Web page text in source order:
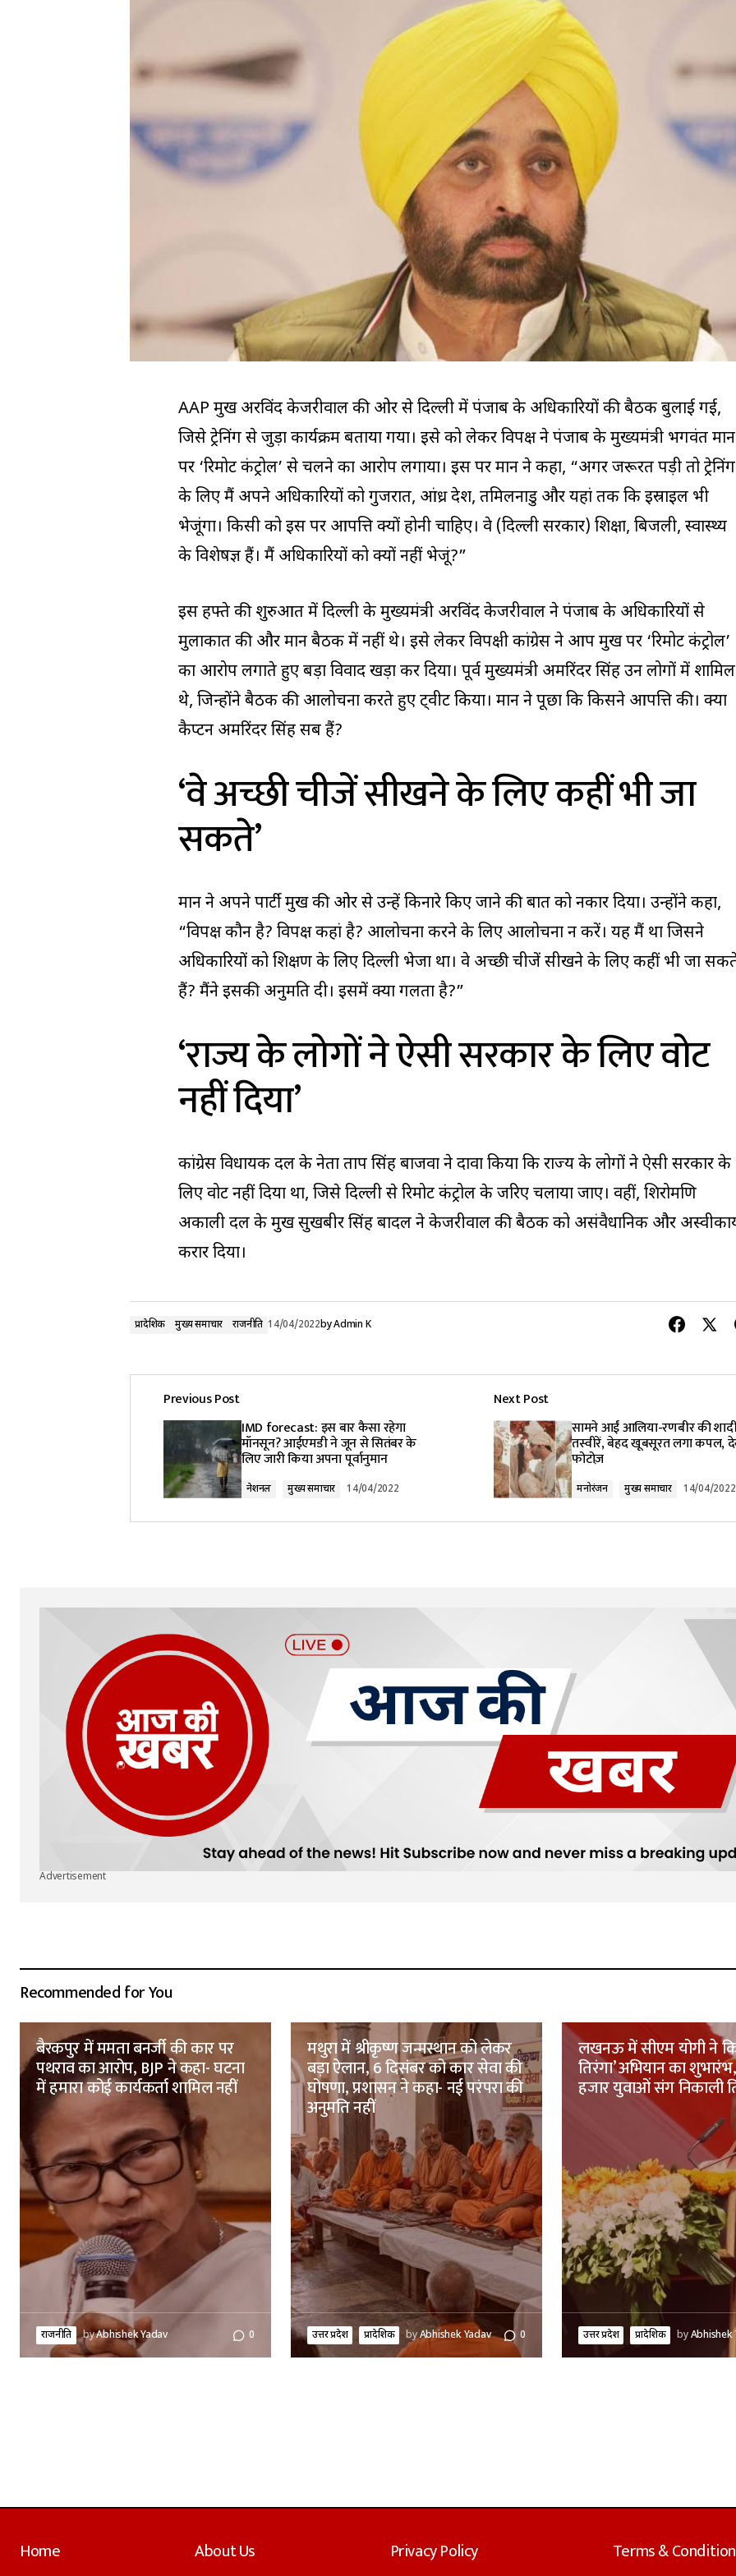
AAP प्रमुख अरविंद केजरीवाल की ओर से दिल्ली में पंजाब के अधिकारियों की बैठक बुलाई गई,
जिसे ट्रेनिंग से जुड़ा कार्यक्रम बताया गया। इसे को लेकर विपक्ष ने पंजाब के मुख्यमंत्री भगवंत मान
पर ‘रिमोट कंट्रोल’ से चलने का आरोप लगाया। इस पर मान ने कहा, “अगर जरूरत पड़ी तो ट्रेनिंग
के लिए मैं अपने अधिकारियों को गुजरात, आंध्र प्रदेश, तमिलनाडु और यहां तक ​​कि इस्राइल भी
भेजूंगा। किसी को इस पर आपत्ति क्यों होनी चाहिए। वे (दिल्ली सरकार) शिक्षा, बिजली, स्वास्थ्य
के विशेषज्ञ हैं। मैं अधिकारियों को क्यों नहीं भेजूं?”
इस हफ्ते की शुरुआत में दिल्ली के मुख्यमंत्री अरविंद केजरीवाल ने पंजाब के अधिकारियों से
मुलाकात की और मान बैठक में नहीं थे। इसे लेकर विपक्षी कांग्रेस ने आप प्रमुख पर ‘रिमोट कंट्रोल’
का आरोप लगाते हुए बड़ा विवाद खड़ा कर दिया। पूर्व मुख्यमंत्री अमरिंदर सिंह उन लोगों में शामिल
थे, जिन्होंने बैठक की आलोचना करते हुए ट्वीट किया। मान ने पूछा कि किसने आपत्ति की। क्या
कैप्टन अमरिंदर सिंह सब हैं?
‘वे अच्छी चीजें सीखने के लिए कहीं भी जा
सकते’
मान ने अपने पार्टी प्रमुख की ओर से उन्हें किनारे किए जाने की बात को नकार दिया। उन्होंने कहा,
“विपक्ष कौन है? विपक्ष कहां है? आलोचना करने के लिए आलोचना न करें। यह मैं था जिसने
अधिकारियों को प्रशिक्षण के लिए दिल्ली भेजा था। वे अच्छी चीजें सीखने के लिए कहीं भी जा
हैं? मैंने इसकी अनुमति दी। इसमें क्या गलता है?”
‘राज्य के लोगों ने ऐसी सरकार के लिए वोट
नहीं दिया’
कांग्रेस विधायक दल के नेता प्रताप सिंह बाजवा ने दावा किया कि राज्य के लोगों ने ऐसी सरकार के
लिए वोट नहीं दिया था, जिसे दिल्ली से रिमोट कंट्रोल के जरिए चलाया जाए। वहीं, शिरोमणि
अकाली दल के प्रमुख सुखबीर सिंह बादल ने केजरीवाल की बैठक को असंवैधानिक और
करार दिया।
प्रादेशिक मुख्य समाचार राजनीति 14/04/2022byAdmin K
Previous Post
IMD forecast: इस बार कैसा रहेगा
मॉनसून? आईएमडी ने जून से सितंबर के
लिए जारी किया अपना पूर्वानुमान
नेशनल मुख्य समाचार 14/04/2022
Next Post
सामने आईं आलिया-रणबीर की
तस्वीरें, बेहद खूबसूरत लगा कपल,
फोटोज़
मनोरंजन मुख्य समाचार 14/04/2022
Advertisement
Recommended for You
बैरकपुर में ममता बनर्जी की कार पर
पथराव का आरोप, BJP ने कहा- घटना
में हमारा कोई कार्यकर्ता शामिल नहीं
राजनीति byAbhishek Yadav 0
मथुरा में श्रीकृष्ण जन्मस्थान को लेकर
बड़ा ऐलान, 6 दिसंबर को कार सेवा की
घोषणा, प्रशासन ने कहा- नई परंपरा की
अनुमति नहीं
उत्तर प्रदेश प्रादेशिक byAbhishek Yadav 0
लखनऊ में सीएम योगी ने
तिरंगा’ अभियान का
हजार युवाओं संग निकाली
उत्तर प्रदेश प्रादेशिक byAbhishek
Home About Us Privacy Policy Terms &